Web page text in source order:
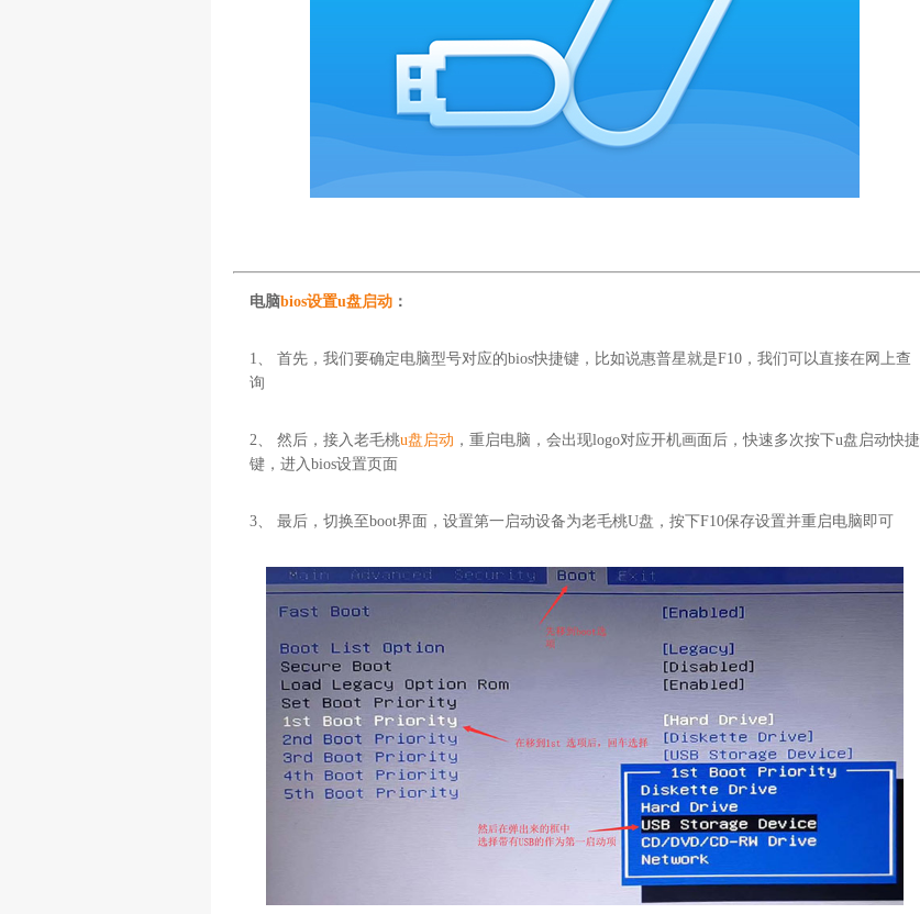
电脑bios设置u盘启动 ：
1、 首先，我们要确定电脑型号对应的bios快捷键，比如说惠普星就是F10，我们可以直接在网上查
询
2、 然后，接入老毛桃u盘启动 ，重启电脑，会出现logo对应开机画面后，快速多次按下u盘启动快捷
键，进入bios设置页面
3、 最后，切换至boot界面，设置第一启动设备为老毛桃U盘，按下F10保存设置并重启电脑即可